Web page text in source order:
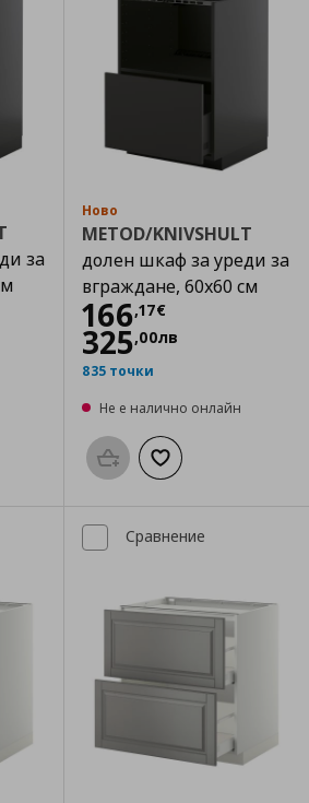
за
списъка с любими
Ново
METOD/KNIVSHULT
долен шкаф за уреди за
вграждане, 60x60 см
166,17€
Цена
325,00лв
835 точки
Не е налично онлайн
Προσθήκη στο καλάθι
Добави към
Сравнение